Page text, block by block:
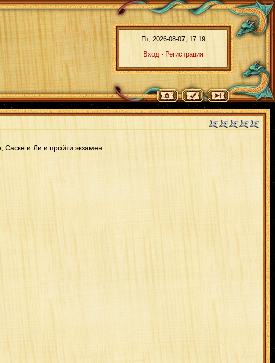
Пт, 2026-08-07, 17:19
Вход · Регистрация
Саске и Ли и пройти экзамен.